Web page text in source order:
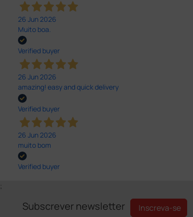
26 Jun 2026
Muito boa.
Verified buyer
26 Jun 2026
amazing! easy and quick delivery
Verified buyer
26 Jun 2026
muito bom
Verified buyer
;
Subscrever newsletter Inscreva-se